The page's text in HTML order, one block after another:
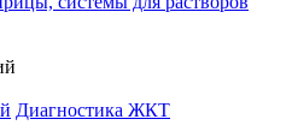
Диагностика ЖКТ